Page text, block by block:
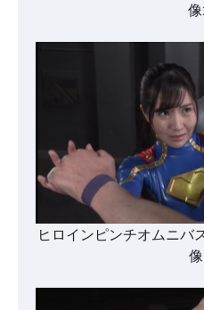
ヒロインピンチオムニバ